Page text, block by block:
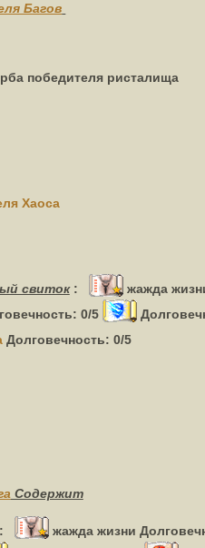
Багов
победителя ристалища
Хаоса
свиток:
жажда
0/5
Долговечность: 0/5
Содержит
жажда жизни